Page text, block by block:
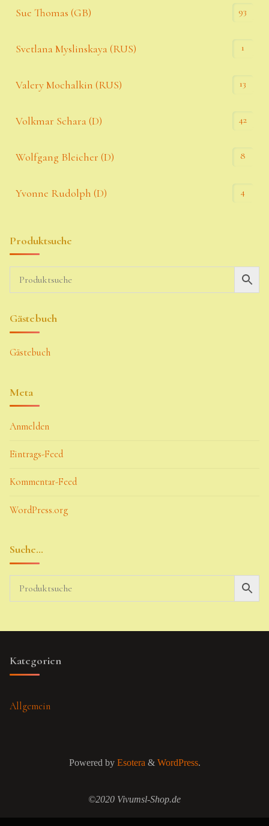
Sue Thomas (GB) 93
Svetlana Myslinskaya (RUS) 1
Valery Mochalkin (RUS) 13
Volkmar Schara (D) 42
Wolfgang Bleicher (D) 8
Yvonne Rudolph (D) 4
Produktsuche
Gästebuch
Gästebuch
Meta
Anmelden
Eintrags-Feed
Kommentar-Feed
WordPress.org
Suche…
Kategorien
Allgemein
Powered byEsotera& WordPress.
©2020 Vivumsl-Shop.de